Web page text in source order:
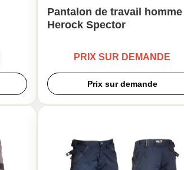
Pantalon de travail homme
Herock Spector
PRIX SUR DEMANDE
Prix sur demande